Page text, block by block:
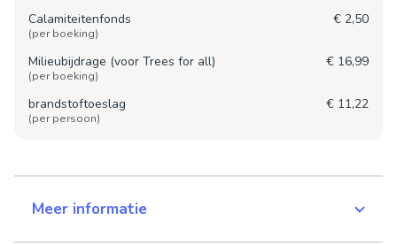
Calamiteitenfonds
(per boeking)
€ 2,50
Milieubijdrage (voor Trees for all)
(per boeking)
€ 16,99
brandstoftoeslag
(per persoon)
€ 11,22
Meer informatie